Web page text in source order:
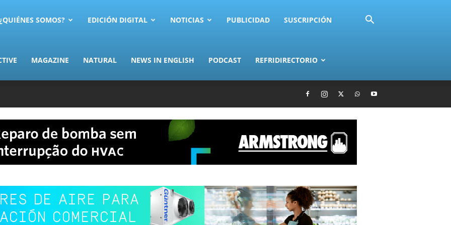
SOMOS? EDICIÓN DIGITAL NOTICIAS PUBLICIDAD SUSCRIPCIÓN
MAGAZINE NATURAL NEWS IN ENGLISH PODCAST REFRIDIRECTORIO